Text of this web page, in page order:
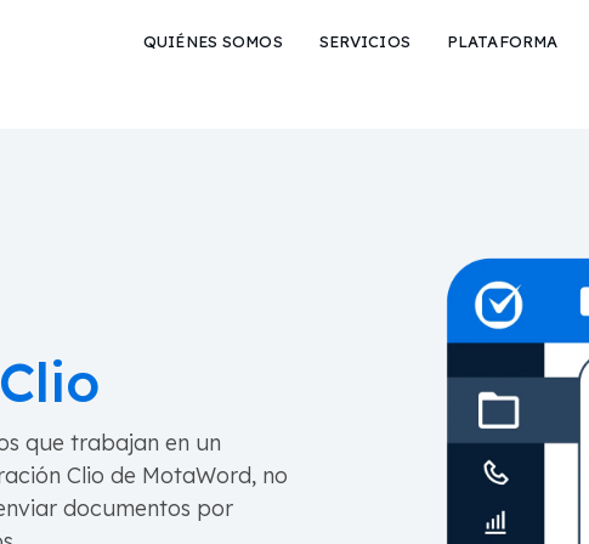
QUIÉNES SOMOS SERVICIOS PLATAFORMA
Clio
que trabajan en un
Clio de MotaWord, no
documentos por